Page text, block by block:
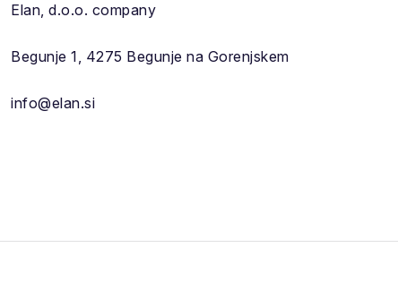
Elan, d.o.o. company
Begunje 1, 4275 Begunje na Gorenjskem
info@elan.si